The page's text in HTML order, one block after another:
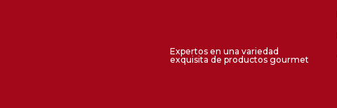
Expertos en una variedad
exquisita de productos gourmet